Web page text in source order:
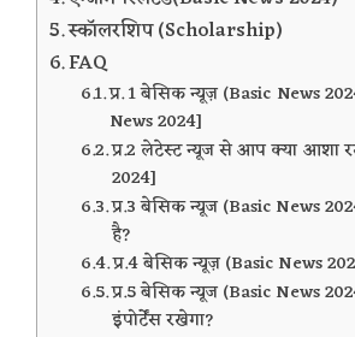
स्कॉलरशिप (Scholarship)
FAQ
प्र. 1 बेसिक न्यूज़ (Basic News
News 2024]
प्र.2 लेटेस्ट न्यूज से आप क्या आशा
2024]
प्र.3 बेसिक न्यूज (Basic News
है?
प्र.4 बेसिक न्यूज़ (Basic News
प्र.5 बेसिक न्यूज (Basic News
इंपोर्टेंस रखेगा?